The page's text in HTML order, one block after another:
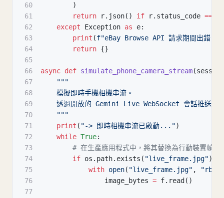
60
)
61
return r. json( ) if r. status_code ==
62
except Exception as e:
63
print (f"eBay Browse API 請求期間出錯：
64
return {}
65
66
async def simulate_phone_camera_stream(session
67
"""
68
    模擬即時手機相機串流。
69
透過開放的 Gemini Live WebSocket 會話推送
70
    """
71
print ( "-> 即時相機串流已啟動...")
72
while True:
73
# 在生產應用程式中，將其替換為行動裝置幀緩
74
if os . path. exists ( "live_frame.jpg")
75
with open( "live_frame.jpg" , "rb"
76
                image_bytes
= f. read ( )
77